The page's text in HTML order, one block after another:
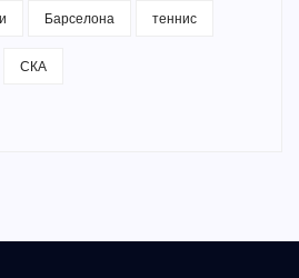
Барселона теннис
СКА